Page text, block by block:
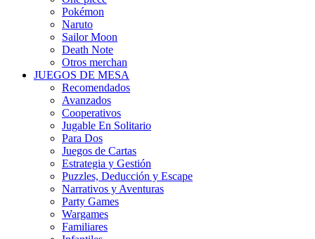
Pokémon
Naruto
Sailor Moon
Death Note
Otros merchan
JUEGOS DE MESA
Recomendados
Avanzados
Cooperativos
Jugable En Solitario
Para Dos
Juegos de Cartas
Estrategia y Gestión
Puzzles, Deducción y Escape
Narrativos y Aventuras
Party Games
Wargames
Familiares